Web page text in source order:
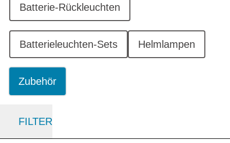
Batterie-Rückleuchten
Batterieleuchten-Sets Helmlampen
Zubehör
FILTER